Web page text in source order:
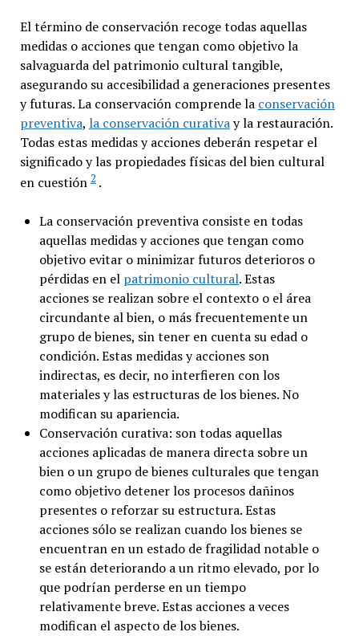
El término de conservación recoge todas aquellas
medidas o acciones que tengan como objetivo la
salvaguarda del patrimonio cultural tangible,
asegurando su accesibilidad a generaciones presentes
y futuras. La conservación comprende la conservación
preventiva, la conservación curativay la restauración.
Todas estas medidas y acciones deberán respetar el
significado y las propiedades físicas del bien cultural
en cuestión2.
La conservación preventiva consiste en todas
aquellas medidas y acciones que tengan como
objetivo evitar o minimizar futuros deterioros o
pérdidas en el patrimonio cultural. Estas
acciones se realizan sobre el contexto o el área
circundante al bien, o más frecuentemente un
grupo de bienes, sin tener en cuenta su edad o
condición. Estas medidas y acciones son
indirectas, es decir, no interfieren con los
materiales y las estructuras de los bienes. No
modifican su apariencia.
Conservación curativa: son todas aquellas
acciones aplicadas de manera directa sobre un
bien o un grupo de bienes culturales que tengan
como objetivo detener los procesos dañinos
presentes o reforzar su estructura. Estas
acciones sólo se realizan cuando los bienes se
encuentran en un estado de fragilidad notable o
se están deteriorando a un ritmo elevado, por lo
que podrían perderse en un tiempo
relativamente breve. Estas acciones a veces
modifican el aspecto de los bienes.